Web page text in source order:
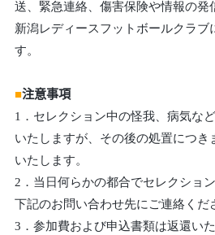
送、緊急連絡、傷害保険や情報の発
新潟レディースフットボールクラブ
す。
■注意事項
1．セレクション中の怪我、病気な
いたしますが、その後の処置につき
いたします。
2．当日何らかの都合でセレクショ
下記のお問い合わせ先にご連絡くだ
3．参加費および申込書類は返還い